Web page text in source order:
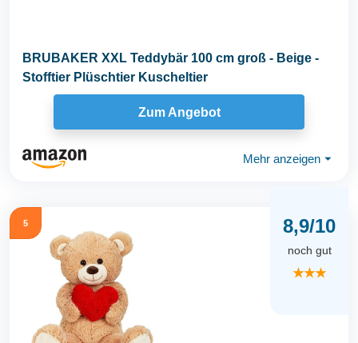
BRUBAKER XXL Teddybär 100 cm groß - Beige -
Stofftier Plüschtier Kuscheltier
Zum Angebot
Mehr anzeigen ⏷
5 8,9/10
noch gut
★★★